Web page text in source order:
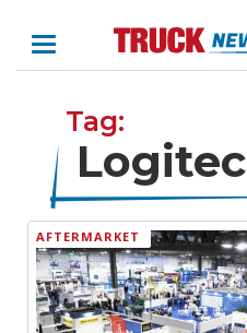
Tag:
Logitec
AFTERMARKET